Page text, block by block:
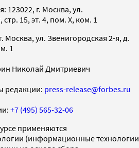
123022, г. Москва, ул.
15, эт. 4, пом. X, ком. 1
Москва, ул. Звенигородская 2-я, д.
1
Николай Дмитриевич
редакции: press-release@forbes.ru
+7 (495) 565-32-06
применяются
(информационные технологии